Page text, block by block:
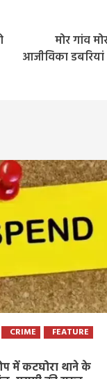
मोर गांव
आजीविका
CRIME
FEATURE
में कटघोरा थाने के